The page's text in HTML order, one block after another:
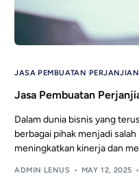
JASA PEMBUATAN
Jasa Pembuatan
Dalam dunia bisnis yang
berbagai pihak menjadi
meningkatkan kinerja dan
ADMIN LENUS MAY 12, 2025